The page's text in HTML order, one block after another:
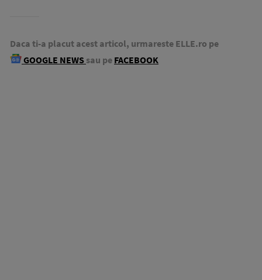
Daca ti-a placut acest articol, urmareste ELLE.ro pe
GOOGLE NEWS sau pe FACEBOOK